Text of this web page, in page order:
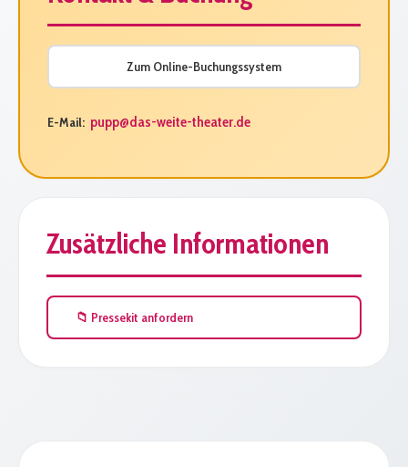
Zum Online-Buchungssystem
E-Mail: pupp@das-weite-theater.de
Zusätzliche Informationen
📁 Pressekit anfordern